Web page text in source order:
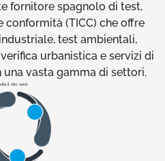
fornitore spagnolo di test,
conformità (TICC) che offre
test ambientali,
urbanistica e servizi di
vasta gamma di settori.
il sito web